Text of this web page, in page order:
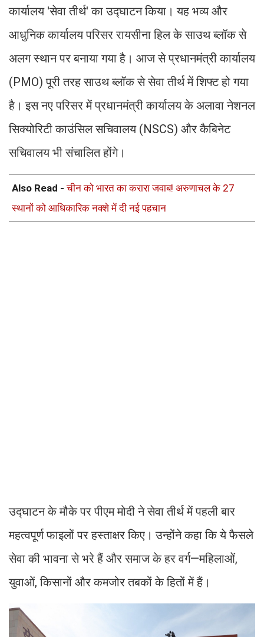
कार्यालय 'सेवा तीर्थ' का उद्घाटन किया। यह भव्य और
आधुनिक कार्यालय परिसर रायसीना हिल के साउथ ब्लॉक से
अलग स्थान पर बनाया गया है। आज से प्रधानमंत्री कार्यालय
(PMO) पूरी तरह साउथ ब्लॉक से सेवा तीर्थ में शिफ्ट हो गया
है। इस नए परिसर में प्रधानमंत्री कार्यालय के अलावा नेशनल
सिक्योरिटी काउंसिल सचिवालय (NSCS) और कैबिनेट
सचिवालय भी संचालित होंगे।
Also Read -चीन को भारत का करारा जवाब! अरुणाचल के 27
स्थानों को आधिकारिक नक्शे में दी नई पहचान
उद्घाटन के मौके पर पीएम मोदी ने सेवा तीर्थ में पहली बार
महत्वपूर्ण फाइलों पर हस्ताक्षर किए। उन्होंने कहा कि ये फैसले
सेवा की भावना से भरे हैं और समाज के हर वर्ग—महिलाओं,
युवाओं, किसानों और कमजोर तबकों के हितों में हैं।